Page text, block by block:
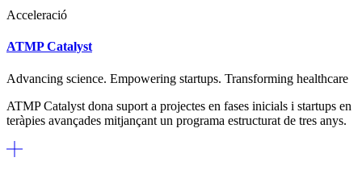
Acceleració
ATMP Catalyst
Advancing science. Empowering startups. Transforming healthcare
ATMP Catalyst dona suport a projectes en fases inicials i startups en
teràpies avançades mitjançant un programa estructurat de tres anys.